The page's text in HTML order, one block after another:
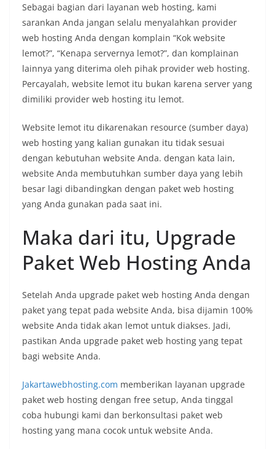
Sebagai bagian dari layanan web hosting, kami
sarankan Anda jangan selalu menyalahkan provider
web hosting Anda dengan komplain “Kok website
lemot?”, “Kenapa servernya lemot?”, dan komplainan
lainnya yang diterima oleh pihak provider web hosting.
Percayalah, website lemot itu bukan karena server yang
dimiliki provider web hosting itu lemot.
Website lemot itu dikarenakan resource (sumber daya)
web hosting yang kalian gunakan itu tidak sesuai
dengan kebutuhan website Anda. dengan kata lain,
website Anda membutuhkan sumber daya yang lebih
besar lagi dibandingkan dengan paket web hosting
yang Anda gunakan pada saat ini.
Maka dari itu, Upgrade
Paket Web Hosting Anda
Setelah Anda upgrade paket web hosting Anda dengan
paket yang tepat pada website Anda, bisa dijamin 100%
website Anda tidak akan lemot untuk diakses. Jadi,
pastikan Anda upgrade paket web hosting yang tepat
bagi website Anda.
Jakartawebhosting.com memberikan layanan upgrade
paket web hosting dengan free setup, Anda tinggal
coba hubungi kami dan berkonsultasi paket web
hosting yang mana cocok untuk website Anda.